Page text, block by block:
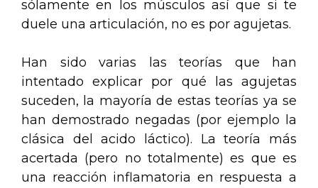
sólamente en los músculos así que si te
duele una articulación, no es por agujetas.
Han sido varias las teorías que han
intentado explicar por qué las agujetas
suceden, la mayoría de estas teorías ya se
han demostrado negadas (por ejemplo la
clásica del acido láctico). La teoría más
acertada (pero no totalmente) es que es
una reacción inflamatoria en respuesta a